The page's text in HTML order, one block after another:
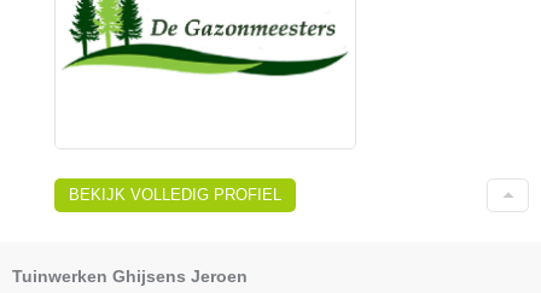
BEKIJK VOLLEDIG PROFIEL
Tuinwerken Ghijsens Jeroen